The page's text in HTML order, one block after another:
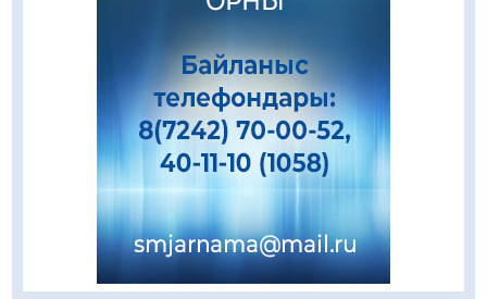
Еңбегі ерлікпен тең мамандық
Даналықтың шырағданы, ой-сананың
шамшырағы
08.08.2026
Кенеге қарсы залалсыздандыру жұмыстары
жүргізілуде
07.08.2026